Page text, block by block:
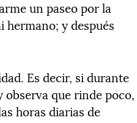
un paseo por la
y después
Es decir, si durante
que rinde poco,
horas diarias de